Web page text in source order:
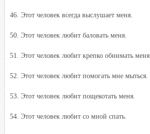
46. Этот человек всегда выслушает меня.
50. Этот человек любит баловать меня.
51. Этот человек любит крепко обнимать меня.
52. Этот человек любит помогать мне мыться.
53. Этот человек любит пощекотать меня.
54. Этот человек любит со мной спать.